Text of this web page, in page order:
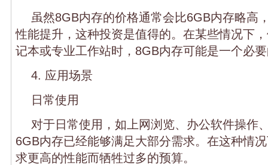
虽然8GB内存的价格通常会比6GB内存略高
性能提升，这种投资是值得的。在某些情况下
记本或专业工作站时，8GB内存可能是一个必
4. 应用场景
日常使用
对于日常使用，如上网浏览、办公软件操作
6GB内存已经能够满足大部分需求。在这种情
求更高的性能而牺牲过多的预算。